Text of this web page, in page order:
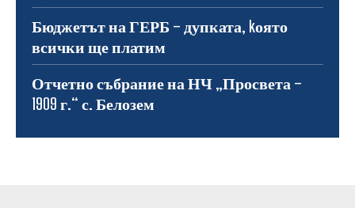
Бюджетът на ГЕРБ – дупката, kоято
всички ще платим
Отчетно събрание на НЧ „Просвета –
1909 г.“ с. Белозем